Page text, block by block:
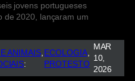
jovens portugueses
de 2020, lançaram um
ANIMAIS ,
:
ECOLOGIA
PROTESTO
MAR
10,
2026